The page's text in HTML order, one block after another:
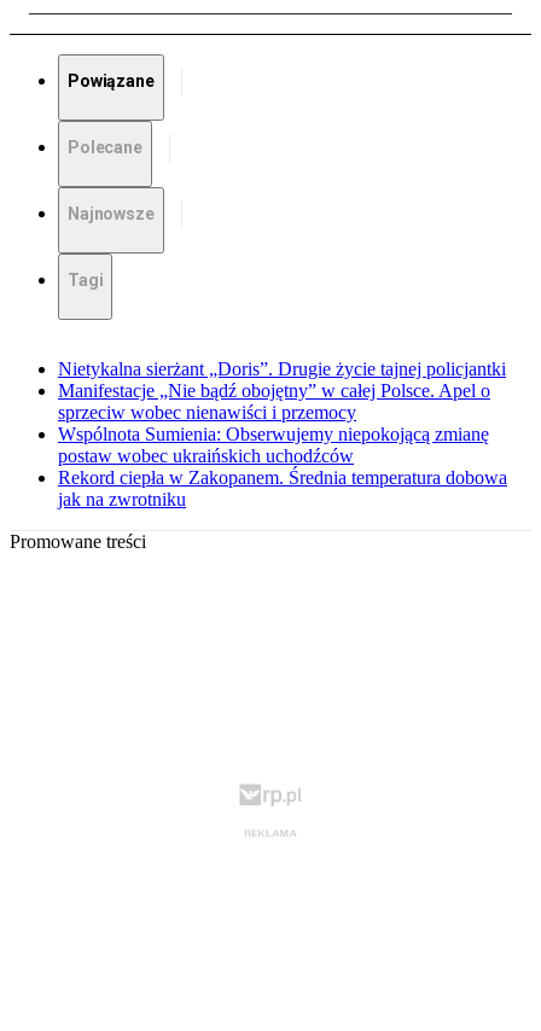
Powiązane
Polecane
Najnowsze
Tagi
Nietykalna sierżant „Doris”. Drugie życie tajnej policjantki
Manifestacje „Nie bądź obojętny” w całej Polsce. Apel o
sprzeciw wobec nienawiści i przemocy
Wspólnota Sumienia: Obserwujemy niepokojącą zmianę
postaw wobec ukraińskich uchodźców
Rekord ciepła w Zakopanem. Średnia temperatura dobowa
jak na zwrotniku
Promowane treści